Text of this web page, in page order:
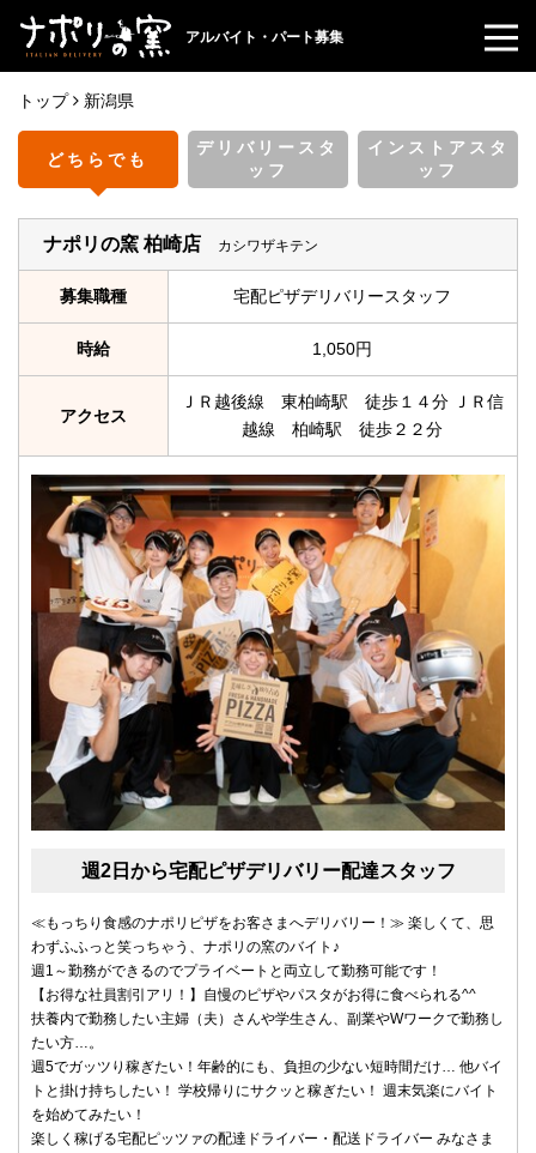
アルバイト・パート募集
トップ 新潟県
どちらでも
デリバリースタ
ッフ
インストアスタ
ッフ
ナポリの窯 柏崎店 カシワザキテン
募集職種 宅配ピザデリバリースタッフ
時給 1,050円
アクセス
ＪＲ越後線 東柏崎駅 徒歩１４分 ＪＲ信
越線 柏崎駅 徒歩２２分
週2日から宅配ピザデリバリー配達スタッフ
≪もっちり食感のナポリピザをお客さまへデリバリー！≫ 楽しくて、思
わずふふっと笑っちゃう、ナポリの窯のバイト♪
週1～勤務ができるのでプライベートと両立して勤務可能です！
【お得な社員割引アリ！】自慢のピザやパスタがお得に食べられる^^
扶養内で勤務したい主婦（夫）さんや学生さん、副業やWワークで勤務し
たい方…。
週5でガッツり稼ぎたい！年齢的にも、負担の少ない短時間だけ… 他バイ
トと掛け持ちしたい！ 学校帰りにサクッと稼ぎたい！ 週末気楽にバイト
を始めてみたい！
楽しく稼げる宅配ピッツァの配達ドライバー・配送ドライバー みなさま